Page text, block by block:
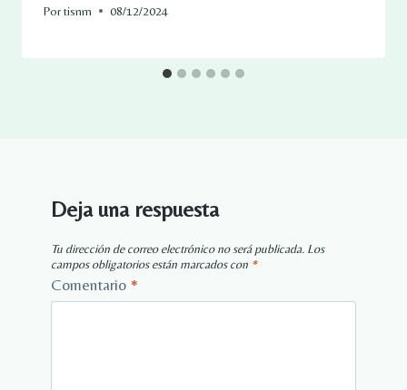
Portisnm 08/12/2024
Deja una respuesta
Tu dirección de correo electrónico no será publicada. Los
campos obligatorios están marcados con *
Comentario *